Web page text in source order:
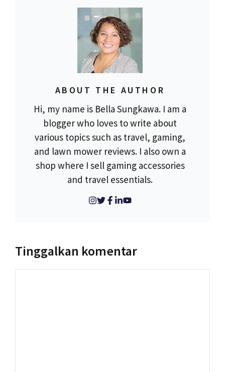
ABOUT THE AUTHOR
Hi, my name is Bella Sungkawa. I am a
blogger who loves to write about
various topics such as travel, gaming,
and lawn mower reviews. I also own a
shop where I sell gaming accessories
and travel essentials.
Tinggalkan komentar